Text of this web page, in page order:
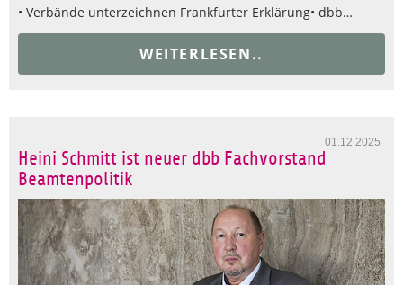
• Verbände unterzeichnen Frankfurter Erklärung• dbb…
WEITERLESEN..
01.12.2025
Heini Schmitt ist neuer dbb Fachvorstand
Beamtenpolitik